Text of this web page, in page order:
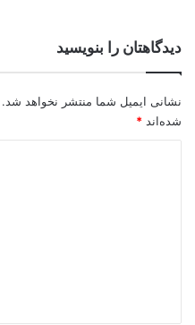
دیدگاهتان را بنویسید
نشانی ایمیل شما منتشر نخواهد شد.
شده‌اند *